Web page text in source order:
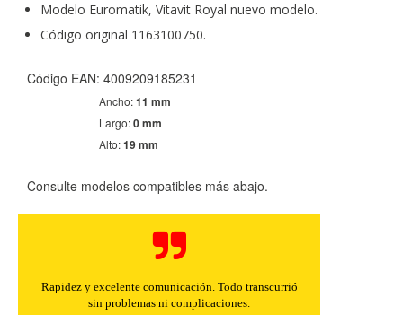
Modelo Euromatik, Vitavit Royal nuevo modelo.
Código original 1163100750.
Código EAN: 4009209185231
Ancho:11 mm
Largo:0 mm
Alto:19 mm
Consulte modelos compatibles más abajo.
Rapidez y excelente comunicación. Todo transcurrió
sin problemas ni complicaciones.
HABILITAR TODO